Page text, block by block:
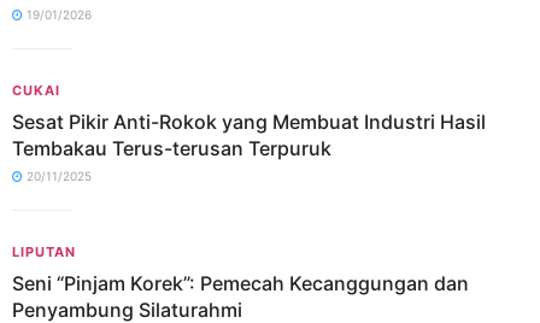
19/01/2026
CUKAI
Sesat Pikir Anti-Rokok yang Membuat Industri Hasil
Tembakau Terus-terusan Terpuruk
20/11/2025
LIPUTAN
Seni “Pinjam Korek”: Pemecah Kecanggungan dan
Penyambung Silaturahmi